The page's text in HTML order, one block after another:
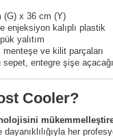
(G) x 36 cm (Y)
enjeksiyon kalıplı plastik
yalıtım
ve kilit parçaları
sepet, entegre şişe açacağı
Cooler?
her